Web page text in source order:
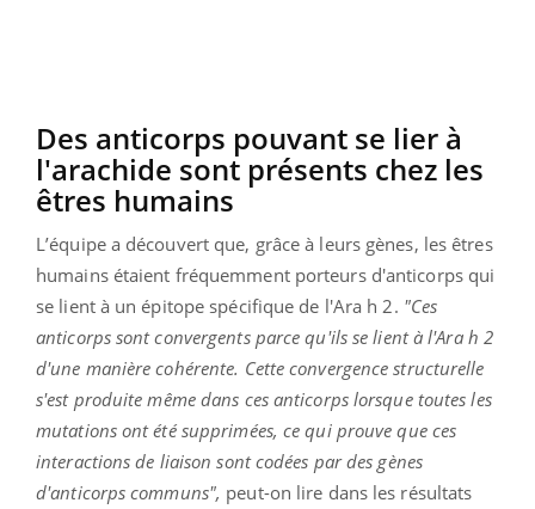
Des anticorps pouvant se lier à
l'arachide sont présents chez les
êtres humains
L’équipe a découvert que, grâce à leurs gènes, les êtres
humains étaient fréquemment porteurs d'anticorps qui
se lient à un épitope spécifique de l'Ara h 2. "Ces
anticorps sont convergents parce qu'ils se lient à l'Ara h 2
d'une manière cohérente. Cette convergence structurelle
s'est produite même dans ces anticorps lorsque toutes les
mutations ont été supprimées, ce qui prouve que ces
interactions de liaison sont codées par des gènes
d'anticorps communs", peut-on lire dans les résultats